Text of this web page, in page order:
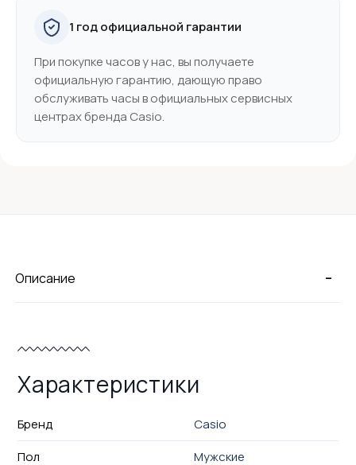
1 год официальной гарантии
При покупке часов у нас, вы получаете
официальную гарантию, дающую право
обслуживать часы в официальных сервисных
центрах бренда Casio.
-
Описание
Характеристики
Бренд
Casio
Пол
Мужские